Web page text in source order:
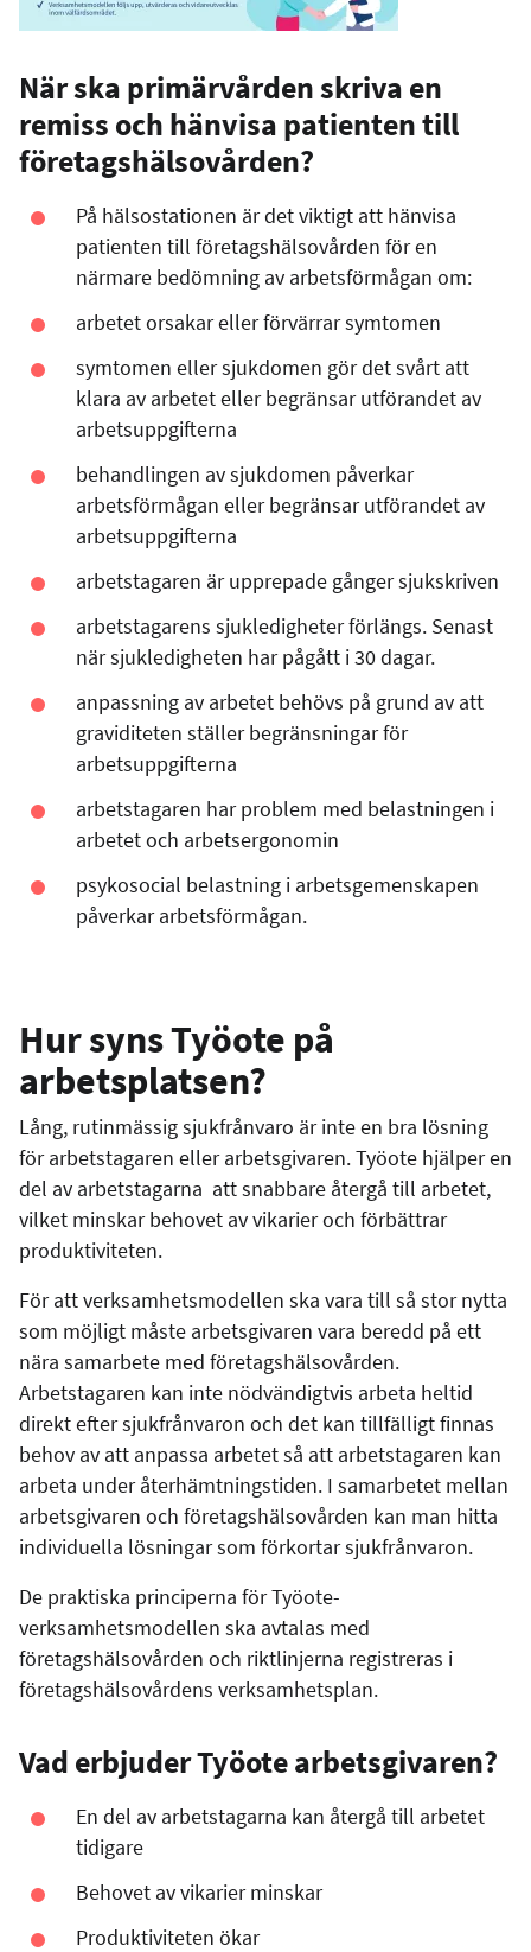
När ska primärvården skriva en
remiss och hänvisa patienten till
företagshälsovården?
På hälsostationen är det viktigt att hänvisa
patienten till företagshälsovården för en
närmare bedömning av arbetsförmågan om:
arbetet orsakar eller förvärrar symtomen
symtomen eller sjukdomen gör det svårt att
klara av arbetet eller begränsar utförandet av
arbetsuppgifterna
behandlingen av sjukdomen påverkar
arbetsförmågan eller begränsar utförandet av
arbetsuppgifterna
arbetstagaren är upprepade gånger sjukskriven
arbetstagarens sjukledigheter förlängs. Senast
när sjukledigheten har pågått i 30 dagar.
anpassning av arbetet behövs på grund av att
graviditeten ställer begränsningar för
arbetsuppgifterna
arbetstagaren har problem med belastningen i
arbetet och arbetsergonomin
psykosocial belastning i arbetsgemenskapen
påverkar arbetsförmågan.
Hur syns Työote på
arbetsplatsen?
Lång, rutinmässig sjukfrånvaro är inte en bra lösning
för arbetstagaren eller arbetsgivaren. Työote hjälper en
del av arbetstagarna att snabbare återgå till arbetet,
vilket minskar behovet av vikarier och förbättrar
produktiviteten.
För att verksamhetsmodellen ska vara till så stor nytta
som möjligt måste arbetsgivaren vara beredd på ett
nära samarbete med företagshälsovården.
Arbetstagaren kan inte nödvändigtvis arbeta heltid
direkt efter sjukfrånvaron och det kan tillfälligt finnas
behov av att anpassa arbetet så att arbetstagaren kan
arbeta under återhämtningstiden. I samarbetet mellan
arbetsgivaren och företagshälsovården kan man hitta
individuella lösningar som förkortar sjukfrånvaron.
De praktiska principerna för Työote-
verksamhetsmodellen ska avtalas med
företagshälsovården och riktlinjerna registreras i
företagshälsovårdens verksamhetsplan.
Vad erbjuder Työote arbetsgivaren?
En del av arbetstagarna kan återgå till arbetet
tidigare
Behovet av vikarier minskar
Produktiviteten ökar